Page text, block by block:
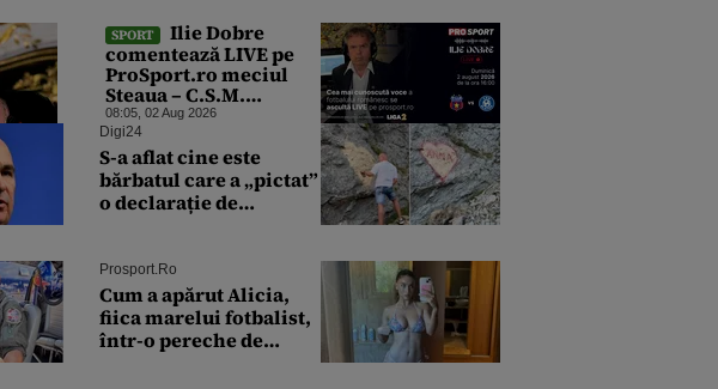
dezamăgitoare
SPORT
Ilie Dobre
comentează LIVE pe
ProSport.ro meciul
Steaua – C.S.M.
Slatina, duminică, 2
august 2026, de la ora
16:00
08:05, 02 Aug 2026
Digi24
S-a aflat cine este
bărbatul care a „pictat”
o declarație de
Prosport.ro
Cum a apărut Alicia,
fiica marelui fotbalist,
într-o pereche de